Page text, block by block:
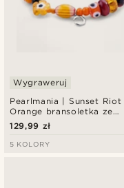
Pearlmania | Sunset Riot
Orange bransoletka ze
szklanych koralików
Wygraweruj
129,99 zł
5 KOLORY